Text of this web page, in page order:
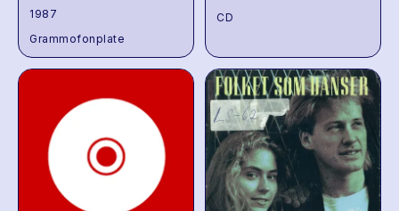
1987
Grammofonplate
CD